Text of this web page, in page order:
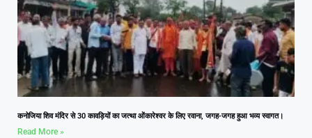
कनोजिया शिव मंदिर से 30 कावड़ियों का जत्था ओंकारेश्वर के लिए रवाना, जगह-जगह हुआ भव्य स्वागत।
Read More »